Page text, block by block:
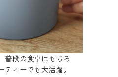
普段の食卓はもちろ
ティーでも大活躍。